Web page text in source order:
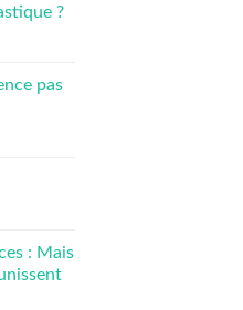
?
pas
: Mais